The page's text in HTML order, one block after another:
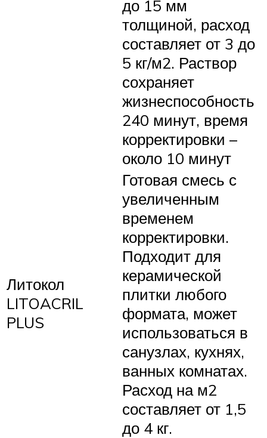
до 15 мм
толщиной, расход
составляет от 3 до
5 кг/м2. Раствор
сохраняет
жизнеспособность
240 минут, время
корректировки –
около 10 минут
Литокол
LITOACRIL
PLUS
Готовая смесь с
увеличенным
временем
корректировки.
Подходит для
керамической
плитки любого
формата, может
использоваться в
санузлах, кухнях,
ванных комнатах.
Расход на м2
составляет от 1,5
до 4 кг.